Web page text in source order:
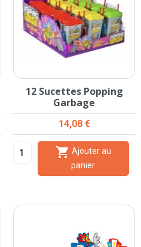
12 Sucettes Popping
Garbage
Prix
14,08 €

panier